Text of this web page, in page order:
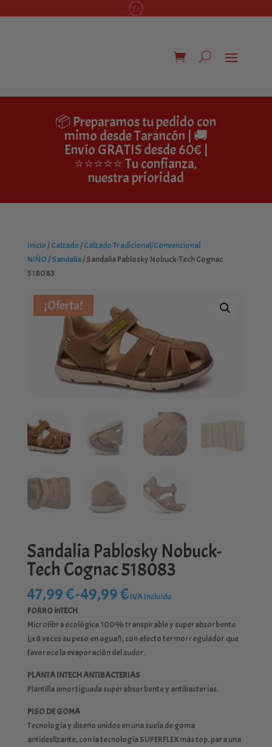
📦 Preparamos tu pedido con
mimo desde Tarancón | 🚚
Envío GRATIS desde 60€ |
⭐⭐⭐⭐⭐ Tu confianza,
nuestra prioridad
Inicio /Calzado /Calzado Tradicional/Convencional
NIÑO /Sandalia/ Sandalia Pablosky Nobuck-Tech Cognac
518083
¡Oferta!
Sandalia Pablosky Nobuck-
Tech Cognac 518083
47,99€-49,99€Rango
precios:
desde
47,99 €
49,99 €
IVA Incluído
FORRO inTECH
Microfibra ecológica 100% transpirable y superabsorbente
(¡x8 veces su peso en agua!), con efecto termorregulador que
favorece la evaporación del sudor.
PLANTA INTECH ANTIBACTERIAS
Plantilla amortiguada superabsorbente y antibacterias.
PISO DE GOMA
Tecnología y diseño unidos en una suela de goma
antideslizante, con la tecnología SUPERFLEX más top, para una